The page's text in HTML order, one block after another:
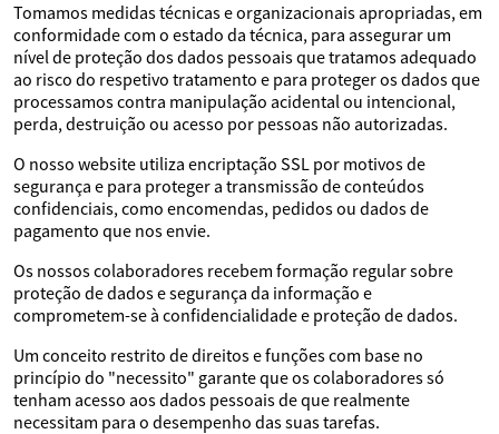
Tomamos medidas técnicas e organizacionais apropriadas, em
conformidade com o estado da técnica, para assegurar um
nível de proteção dos dados pessoais que tratamos adequado
ao risco do respetivo tratamento e para proteger os dados que
processamos contra manipulação acidental ou intencional,
perda, destruição ou acesso por pessoas não autorizadas.
O nosso website utiliza encriptação SSL por motivos de
segurança e para proteger a transmissão de conteúdos
confidenciais, como encomendas, pedidos ou dados de
pagamento que nos envie.
Os nossos colaboradores recebem formação regular sobre
proteção de dados e segurança da informação e
comprometem-se à confidencialidade e proteção de dados.
Um conceito restrito de direitos e funções com base no
princípio do "necessito" garante que os colaboradores só
tenham acesso aos dados pessoais de que realmente
necessitam para o desempenho das suas tarefas.